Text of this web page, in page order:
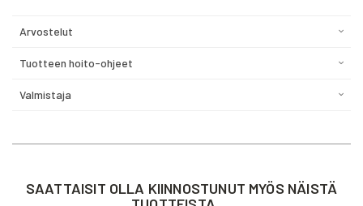
Arvostelut
Tuotteen hoito-ohjeet
Valmistaja
SAATTAISIT OLLA KIINNOSTUNUT MYÖS NÄISTÄ